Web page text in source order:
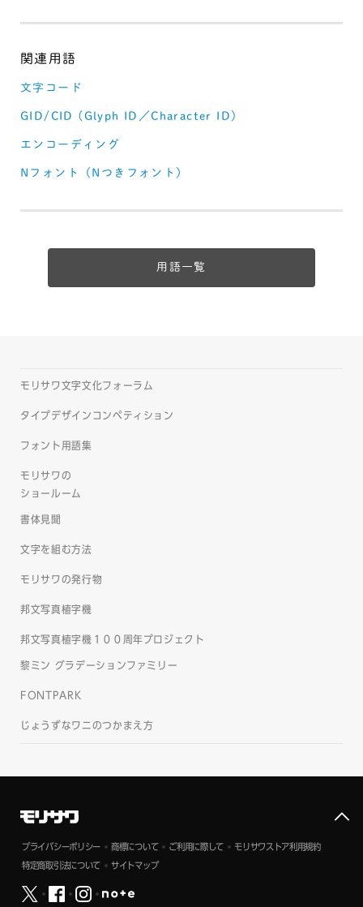
文字コード
GID/CID (Glyph ID／Character ID)
エンコーディング
Nフォント（Nつきフォント）
用語一覧
モリサワ文字文化フォーラム
タイプデザインコンペティション
フォント用語集
モリサワの
ショールーム
書体見聞
文字を組む方法
モリサワの発行物
邦文写真植字機
邦文写真植字機１００周年プロジェクト
黎ミン グラデーションファミリー
FONTPARK
じょうずなワニのつかまえ方
プライバシーポリシー 商標について ご利用に際して モリサワストア利用規約
特定商取引法について サイトマップ